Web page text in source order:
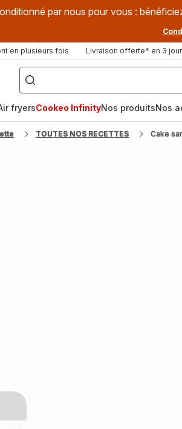
par nous pour vous :
en plusieurs fois Livraison offerte* en 3
["Que
recherchez-
vous
?",
fryer",
"Companion"]
fryersCookeo InfinityNos produitsNos
TOUTES NOS RECETTES Cake